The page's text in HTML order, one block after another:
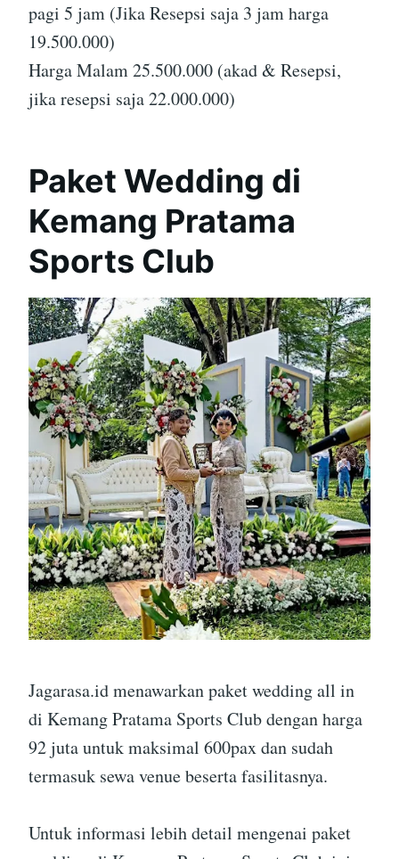
pagi 5 jam (Jika Resepsi saja 3 jam harga
19.500.000)
Harga Malam 25.500.000 (akad & Resepsi,
jika resepsi saja 22.000.000)
Paket Wedding di
Kemang Pratama
Sports Club
Jagarasa.id menawarkan paket wedding all in
di Kemang Pratama Sports Club dengan harga
92 juta untuk maksimal 600pax dan sudah
termasuk sewa venue beserta fasilitasnya.
Untuk informasi lebih detail mengenai paket